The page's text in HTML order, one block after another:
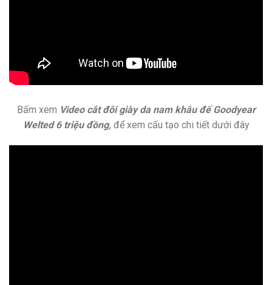
Bấm xem Video cắt đôi giày da nam khâu đế Goodyear
Welted 6 triệu đồng,để xem cấu tạo chi tiết dưới đây